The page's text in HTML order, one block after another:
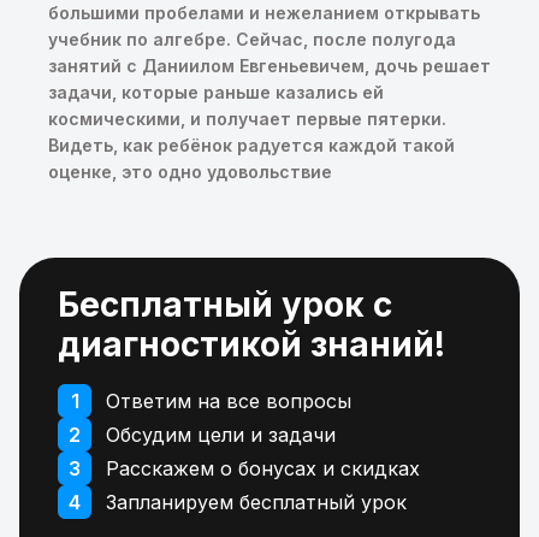
большими пробелами и нежеланием открывать
учебник по алгебре. Сейчас, после полугода
занятий с Даниилом Евгеньевичем, дочь решает
задачи, которые раньше казались ей
космическими, и получает первые пятерки.
Видеть, как ребёнок радуется каждой такой
оценке, это одно удовольствие
Бесплатный урок с
диагностикой знаний!
1
Ответим на все вопросы
2
Обсудим цели и задачи
3
Расскажем о бонусах и скидках
4
Запланируем бесплатный урок